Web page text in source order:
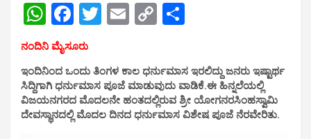
W
h
at
s
A
p
F
a
ce
b
o
o
T
er
E
C
Li
n
k
e
ನಂದಿನಿ ಮೈಸೂರು
ಇಂದಿನಿಂದ ಒಂದು ತಿಂಗಳ ಕಾಲ ಧರ್ನುಮಾಸ ಇರಲಿದ್ದು ಜನರು ಇಷ್ಟಾರ್ಥ
ಸಿದ್ದಿಗಾಗಿ ಧರ್ನುಮಾಸ ಪೂಜೆ ಮಾಡುವುದು ವಾಡಿಕೆ.ಈ ಹಿನ್ನಲೆಯಲ್ಲಿ
ವಿಜಯನಗರದ ಮೊದಲನೇ ಹಂತದಲ್ಲಿರುವ ಶ್ರೀ ಯೋಗನರಸಿಂಹಸ್ವಾಮಿ
ದೇವಸ್ಥಾನದಲ್ಲಿ ಮೊದಲ ದಿನದ ಧರ್ನುಮಾಸ ವಿಶೇಷ ಪೂಜೆ ನೆರವೇರಿತು.